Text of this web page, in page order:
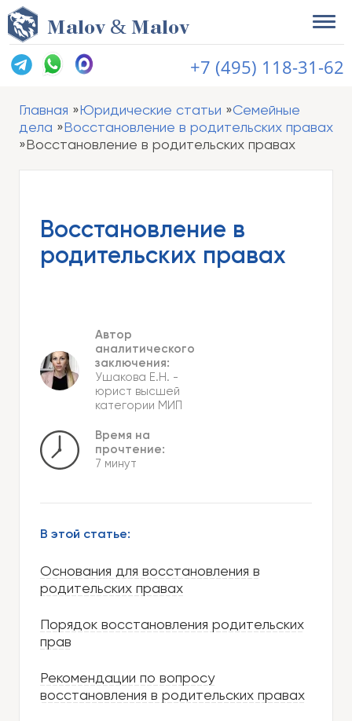
Malov & Malov
+7 (495) 118-31-62
Главная Юридические статьи
Семейные
дела
Восстановление в родительских правах
Восстановление в родительских правах
Восстановление в
родительских правах
Автор
аналитического
заключения:
Ушакова Е.Н. -
юрист высшей
категории МИП
Время на
прочтение:
7 минут
В этой статье:
Основания для восстановления в
родительских правах
Порядок восстановления родительских
прав
Рекомендации по вопросу
восстановления в родительских правах